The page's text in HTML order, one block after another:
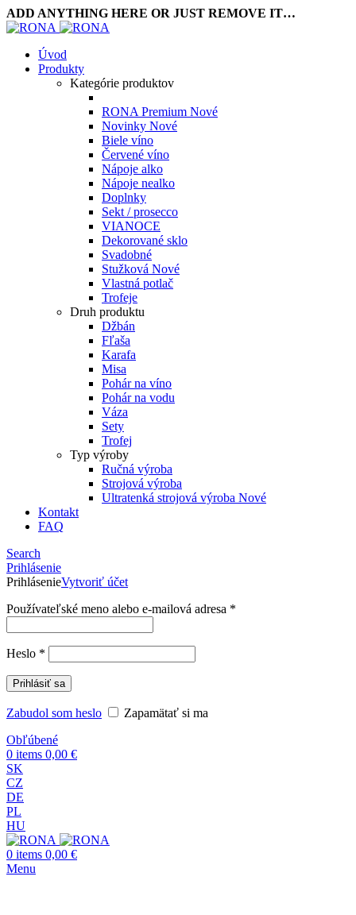
ADD ANYTHING HERE OR JUST REMOVE IT…
Úvod
Produkty
Kategórie produktov
RONA Premium Nové
Novinky Nové
Biele víno
Červené víno
Nápoje alko
Nápoje nealko
Doplnky
Sekt / prosecco
VIANOCE
Dekorované sklo
Svadobné
Stužková Nové
Vlastná potlač
Trofeje
Druh produktu
Džbán
Fľaša
Karafa
Misa
Pohár na víno
Pohár na vodu
Váza
Sety
Trofej
Typ výroby
Ručná výroba
Strojová výroba
Ultratenká strojová výroba Nové
Kontakt
FAQ
Search
Prihlásenie
PrihlásenieVytvoriť účet
Používateľské meno alebo e-mailová adresa *
Heslo *
Prihlásiť sa
Zabudol som heslo
Zapamätať si ma
Obľúbené
0 items 0,00 €
SK
CZ
DE
PL
HU
0 items 0,00 €
Menu